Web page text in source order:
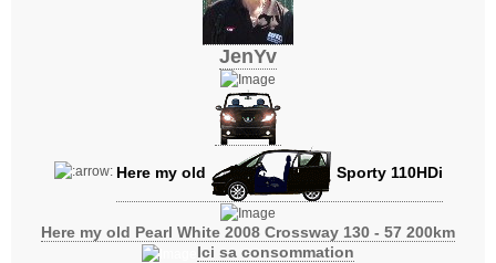
JenYv
Here my old Sporty 110HDi
Here my old Pearl White 2008 Crossway 130 - 57 200km
Ici sa consommation